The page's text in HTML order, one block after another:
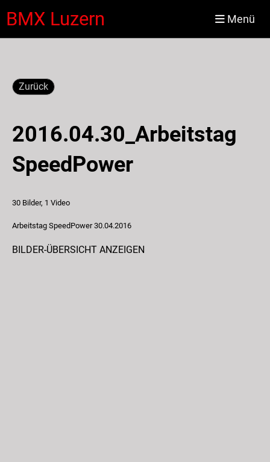
BMX Luzern Menü
Zurück
2016.04.30_Arbeitstag
SpeedPower
30 Bilder, 1 Video
Arbeitstag SpeedPower 30.04.2016
BILDER-ÜBERSICHT ANZEIGEN